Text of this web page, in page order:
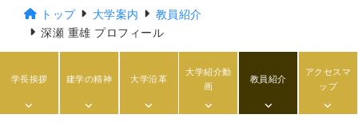
トップ 大学案内
教員紹介
深瀬 重雄 プロフィール
学長挨拶 建学の精神 大学沿革
大学紹介動
画
教員紹介
アクセスマ
ップ